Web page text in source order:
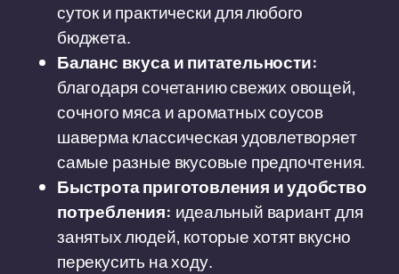
суток и практически для любого
бюджета.
Баланс вкуса и питательности:
благодаря сочетанию свежих овощей,
сочного мяса и ароматных соусов
шаверма классическая удовлетворяет
самые разные вкусовые предпочтения.
Быстрота приготовления и удобство
потребления: идеальный вариант для
занятых людей, которые хотят вкусно
перекусить на ходу.